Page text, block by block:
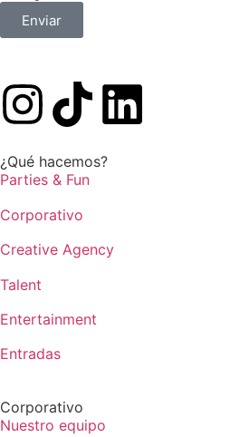
Enviar
¿Qué hacemos?
Parties & Fun
Corporativo
Creative Agency
Talent
Entertainment
Entradas
Corporativo
Nuestro equipo